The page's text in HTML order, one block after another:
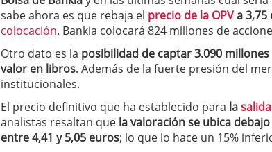
a los costes
21 de noviembre de 2025
¿Cuánto cuesta un software punto de
sabe ahora es que rebaja el precio de la OPVa 3,75
colocación. Bankia colocará 824 millones de
Otro dato es la posibilidad de captar 3.090
valor en libros. Además de la fuerte presión del
institucionales.
El precio definitivo que ha establecido para la
analistas resaltan que la valoración se ubica
entre 4,41 y 5,05 euros; lo que lo hace un 15%